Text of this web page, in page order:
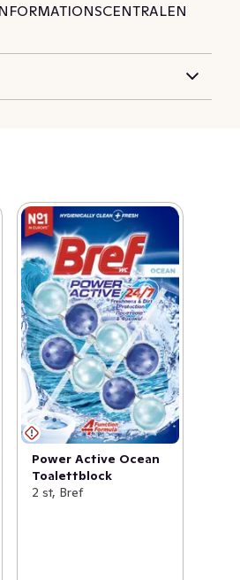
Power Active Ocean
Toalettblock
2 st, Bref